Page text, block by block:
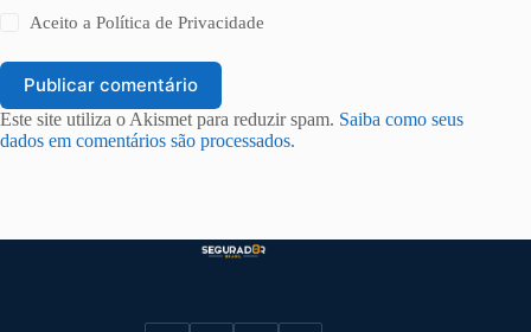
Aceito aPolítica de Privacidade
Publicar comentário
Este site utiliza o Akismet para reduzir spam. Saiba como seus
dados em comentários são processados.